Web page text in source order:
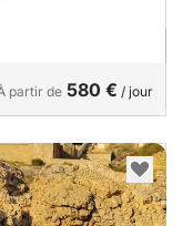
partir de 580 € / jour